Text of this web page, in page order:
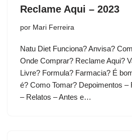
Reclame Aqui – 2023
por Mari Ferreira
Natu Diet Funciona? Anvisa?
Onde Comprar? Reclame Aqui?
Livre? Formula? Farmacia? É
é? Como Tomar? Depoimentos –
– Relatos – Antes e…